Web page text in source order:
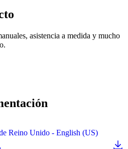
asistencia a medida y mucho
Reino Unido - English (US)